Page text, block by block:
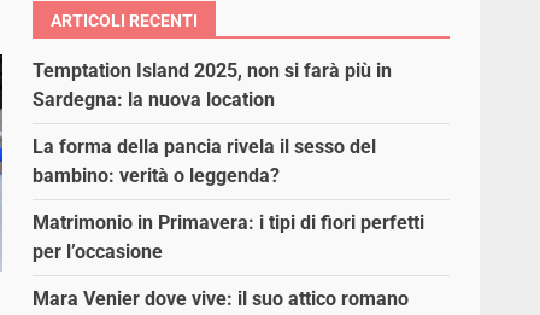
ARTICOLI RECENTI
Temptation Island 2025, non si farà più in
Sardegna: la nuova location
La forma della pancia rivela il sesso del
bambino: verità o leggenda?
Matrimonio in Primavera: i tipi di fiori perfetti
per l’occasione
Mara Venier dove vive: il suo attico romano